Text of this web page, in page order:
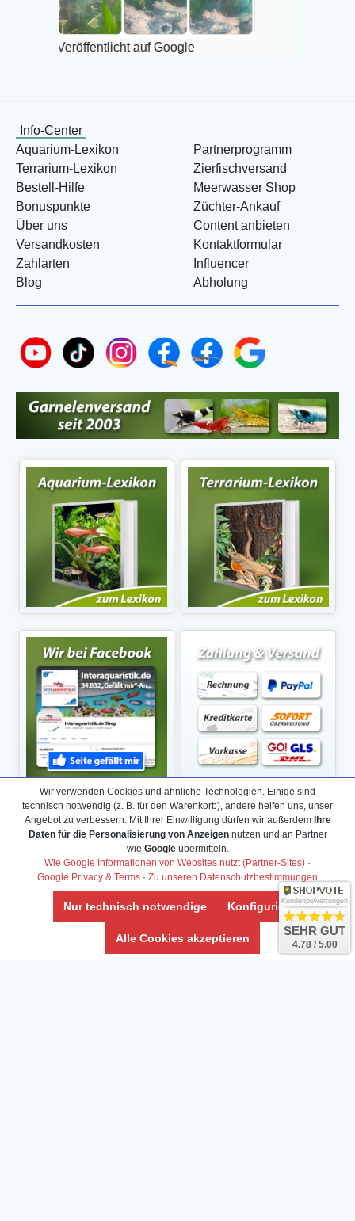
auf Google
Veröffentlicht auf
Info-Center
Aquarium-Lexikon
Terrarium-Lexikon
Bestell-Hilfe
Bonuspunkte
Über uns
Versandkosten
Zahlarten
Blog
Partnerprogramm
Zierfischversand
Meerwasser Shop
Züchter-Ankauf
Content anbieten
Kontaktformular
Influencer
Abholung
Wir verwenden Cookies und ähnliche Technologien. Einige sind
technisch notwendig (z. B. für den Warenkorb), andere helfen uns, unser
Angebot zu verbessern. Mit Ihrer Einwilligung dürfen wir außerdem Ihre
Daten für die Personalisierung von Anzeigennutzen und an Partner
wie Googleübermitteln.
Wie Google Informationen von Websites nutzt (Partner-Sites) ·
Google Privacy & Terms · Zu unseren Datenschutzbestimmungen
Nur technisch notwendige Konfigurieren
Alle Cookies akzeptieren
Kundenbewertungen
SEHR GUT
4.78 / 5.00